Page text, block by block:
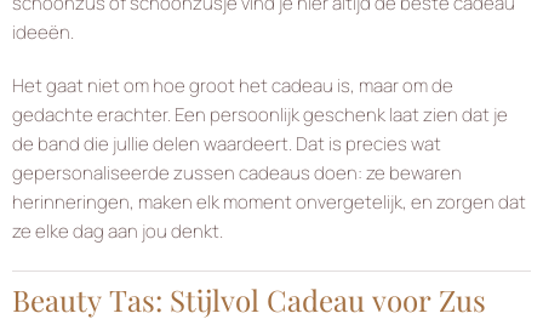
ideeën.
Het gaat niet om hoe groot het cadeau is, maar om de
gedachte erachter. Een persoonlijk geschenk laat zien dat je
de band die jullie delen waardeert. Dat is precies wat
gepersonaliseerde zussen cadeaus doen: ze bewaren
herinneringen, maken elk moment onvergetelijk, en zorgen dat
ze elke dag aan jou denkt.
Beauty Tas: Stijlvol Cadeau voor Zus